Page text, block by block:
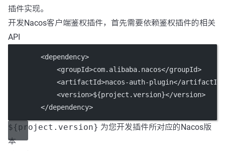
插件实现。
开发Nacos客户端鉴权插件，首先需要依赖鉴权插件的相关
API
        <
dependency>
            <
groupId>com.alibaba.nacos</groupId>
            <
artifactId>nacos-auth-plugin</artifactId
            <
version>${project.version}</version>
        </
dependency>
${project.version} 为您开发插件所对应的Nacos版
本